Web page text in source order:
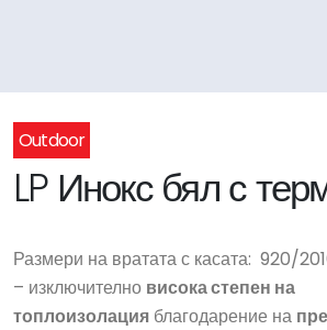
Outdoor
LP Инокс бял с
Размери на вратата с касата: 920/
– изключително висока степен на
топлоизолация благодарение на